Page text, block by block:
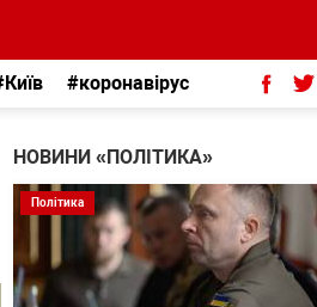
#коронавірус
НОВИНИ «ПОЛІТИКА»
Політика